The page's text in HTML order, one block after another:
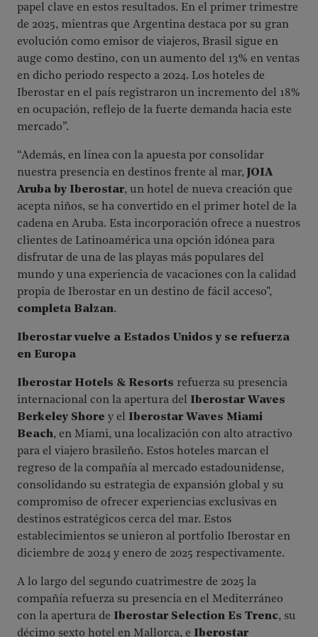
papel clave en estos resultados. En el primer trimestre
de 2025, mientras que Argentina destaca por su gran
evolución como emisor de viajeros, Brasil sigue en
auge como destino, con un aumento del 13% en ventas
en dicho periodo respecto a 2024. Los hoteles de
Iberostar en el país registraron un incremento del 18%
en ocupación, reflejo de la fuerte demanda hacia este
mercado”.
“Además, en línea con la apuesta por consolidar
nuestra presencia en destinos frente al mar,
JOIA
Aruba by Iberostar, un hotel de nueva creación que
acepta niños, se ha convertido en el primer hotel de la
cadena en Aruba. Esta incorporación ofrece a nuestros
clientes de Latinoamérica una opción idónea para
disfrutar de una de las playas más populares del
mundo y una experiencia de vacaciones con la calidad
propia de Iberostar en un destino de fácil acceso",
completa Balzan.
Iberostar vuelve a Estados Unidos y se refuerza
en Europa
Iberostar Hotels & Resorts refuerza su presencia
internacional con la apertura del Iberostar Waves
Berkeley Shore y el Iberostar Waves Miami
Beach, en Miami, una localización con alto atractivo
para el viajero brasileño. Estos hoteles marcan el
regreso de la compañía al mercado estadounidense,
consolidando su estrategia de expansión global y su
compromiso de ofrecer experiencias exclusivas en
destinos estratégicos cerca del mar. Estos
establecimientos se unieron al portfolio Iberostar en
diciembre de 2024 y enero de 2025 respectivamente.
A lo largo del segundo cuatrimestre de 2025 la
compañía refuerza su presencia en el Mediterráneo
con la apertura de Iberostar Selection Es Trenc, su
décimo sexto hotel en Mallorca, e Iberostar